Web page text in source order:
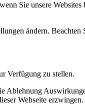
Sie unsere
ändern.
Verfügung zu stellen.
Webseite